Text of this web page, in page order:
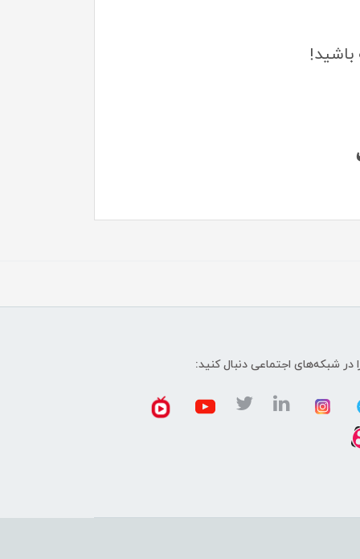
باشید!
در شبکه‌های اجتماعی دنبال کنید: